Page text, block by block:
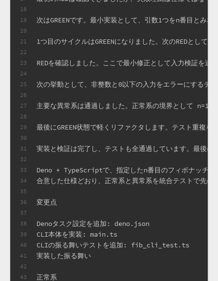
18
19
20
21
22
23
24
25
26
27
28
29
30
31
32
33
34
35
36
37
38
39
40
41
42
43
次はGREENです。最小実装として、引数1つをn番目とみ
1つ目のサイクルはGREENになりました。次のREDとして
REDを確認しました。ここで最小修正として入力検証を
次の挙動として、非整数と0以下の入力をエラーにするテ
主要な異常系は通過しました。正常系の境界として n=1
最後にGREEN状態で軽くリファクタします。テスト重複
実装と検証は完了し、テストも全通過しています。最後
Deno + TypeScriptで、指定したn番目のフィボナッチ数
合意した仕様どおり、正常系と異常系を統合テストで先に
変更点
Denoタスク設定を追加: deno.json
CLI本体を実装: main.ts
CLIの振る舞いテストを追加: fib_cli_test.ts
実装した振る舞い
正常系